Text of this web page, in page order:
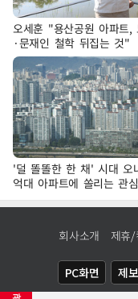
오세훈 "용산공원 아파트,
·문재인 철학 뒤집는 것"
'덜 똘똘한 한 채' 시대
억대 아파트에 쏠리는 관
개편, 그 이후②]
회사소개 제휴
PC화면 제